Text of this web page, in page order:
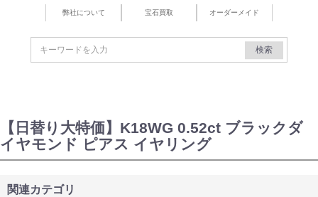
弊社について 宝石買取 オーダーメイド
検索
【日替り大特価】K18WG 0.52ct ブラックダ
イヤモンド ピアス イヤリング
関連カテゴリ